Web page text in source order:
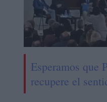
Esperamos que
recupere el